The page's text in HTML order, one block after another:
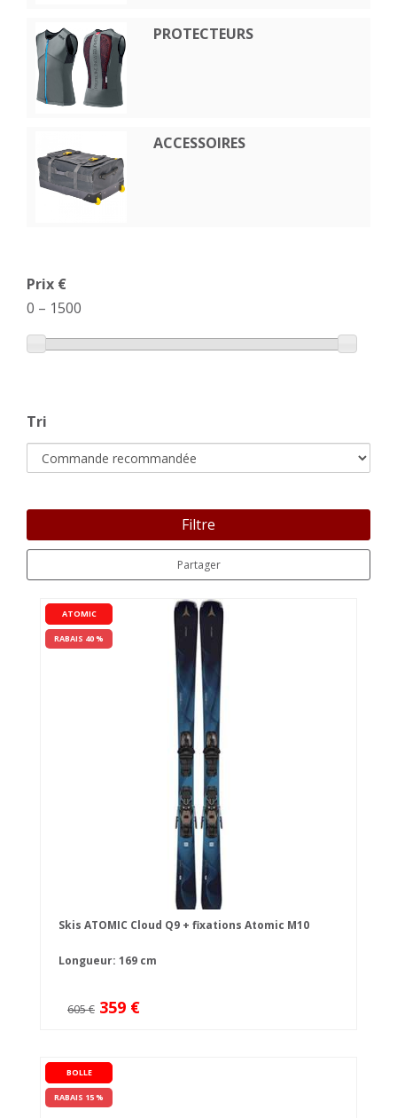
PROTECTEURS
ACCESSOIRES
Prix €
0 – 1500
Tri
Filtre
Partager
ATOMIC
RABAIS 40 %
Skis ATOMIC Cloud Q9 + fixations Atomic M10
Longueur: 169 cm
605 € 359 €
BOLLE
RABAIS 15 %